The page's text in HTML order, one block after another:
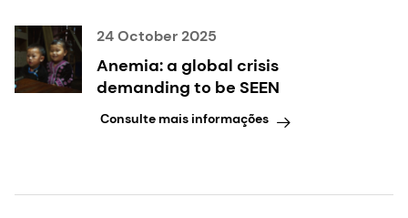
24 October 2025
Anemia: a global crisis
demanding to be SEEN
Consulte mais informações